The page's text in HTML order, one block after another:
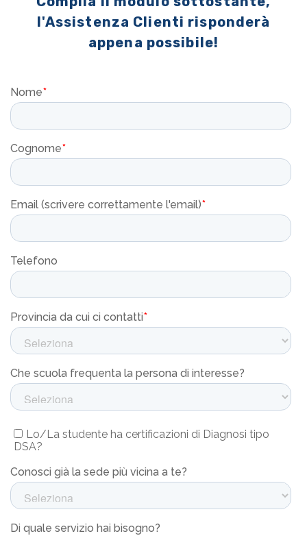
l'Assistenza Clienti risponderà
appena possibile!